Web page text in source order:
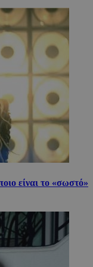
είναι το «σωστό»